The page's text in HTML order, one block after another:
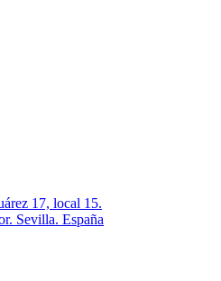
17, local 15.
Sevilla. España